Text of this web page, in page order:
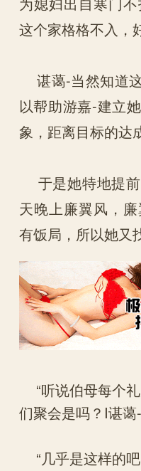
这个家格格不入，
谌蔼-当然知道
以帮助游嘉-建立
象，距离目标的达
于是她特地提前
天晚上廉翼风，
有饭局，所以她又
“听说伯母每个
们聚会是吗？I谌蔼
“几乎是这样的吧